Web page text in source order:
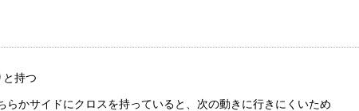
と持つ
かサイドにクロスを持っていると、次の動きに行きにくいため